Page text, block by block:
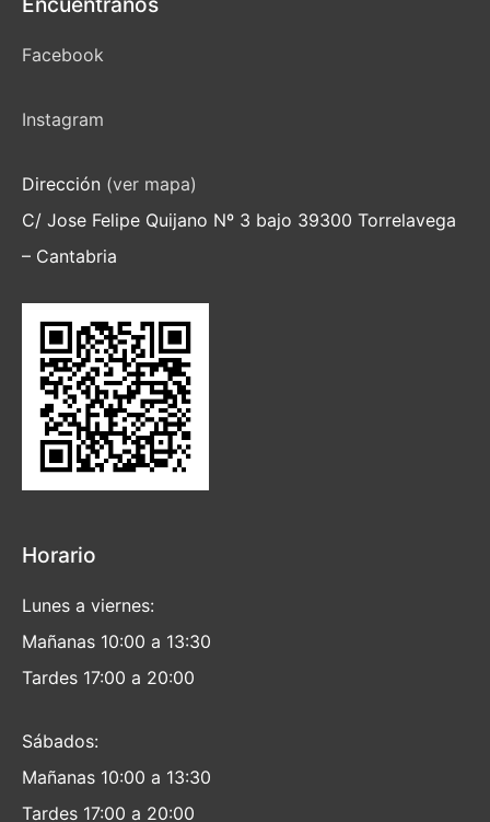
Facebook
Instagram
Dirección (ver mapa)
C/ Jose Felipe Quijano Nº 3 bajo 39300 Torrelavega
– Cantabria
Horario
Lunes a viernes:
Mañanas 10:00 a 13:30
Tardes 17:00 a 20:00
Sábados:
Mañanas 10:00 a 13:30
Tardes 17:00 a 20:00